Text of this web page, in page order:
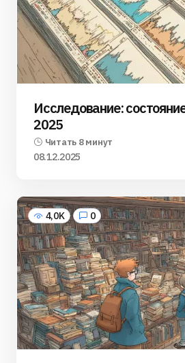
Исследование:
2025
Читать 8 минут
08.12.2025
4,0K 0